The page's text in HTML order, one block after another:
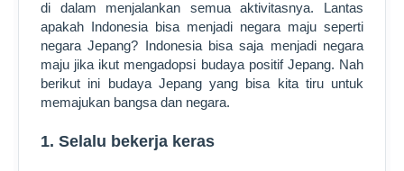
di dalam menjalankan semua aktivitasnya. Lantas
apakah Indonesia bisa menjadi negara maju seperti
negara Jepang? Indonesia bisa saja menjadi negara
maju jika ikut mengadopsi budaya positif Jepang. Nah
berikut ini budaya Jepang yang bisa kita tiru untuk
memajukan bangsa dan negara.
1. Selalu bekerja keras